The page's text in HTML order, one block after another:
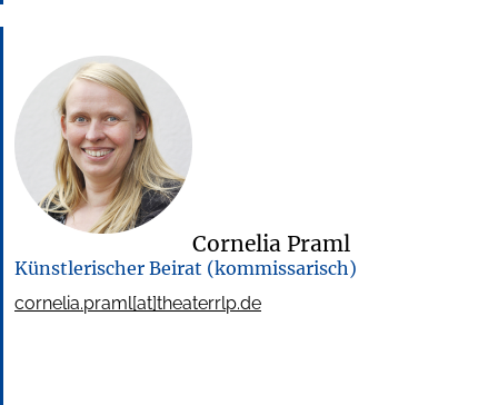
Cornelia Praml
Künstlerischer Beirat (kommissarisch)
cornelia.praml[at]theaterrlp.de